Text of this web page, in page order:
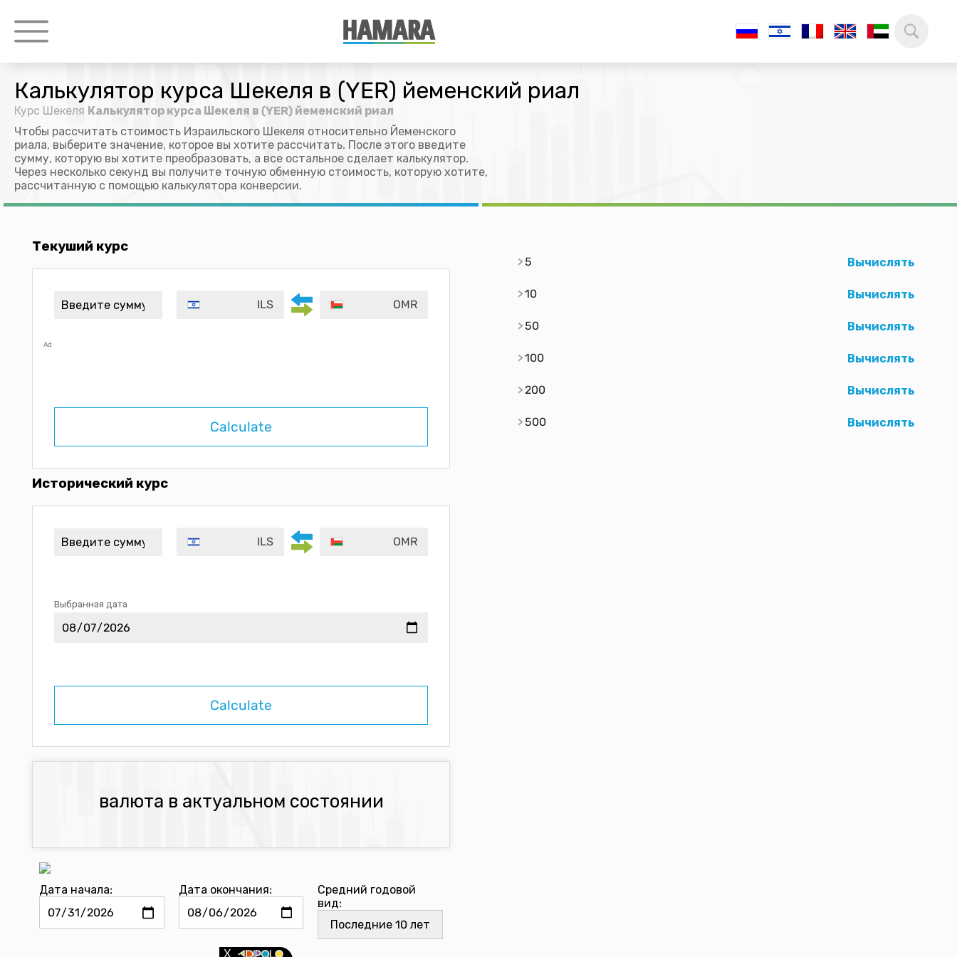
Калькулятор курса Шекеля в (YER) йеменский риал
Курс Шекеля Калькулятор курса Шекеля в (YER) йеменский риал
Чтобы рассчитать стоимость Израильского Шекеля относительно Йеменского
риала, выберите значение, которое вы хотите рассчитать. После этого введите
сумму, которую вы хотите преобразовать, а все остальное сделает калькулятор.
Через несколько секунд вы получите точную обменную стоимость, которую хотите,
рассчитанную с помощью калькулятора конверсии.
Текуший курс
ILS OMR
Ad
Calculate
Исторический курс
ILS OMR
Выбранная дата
валюта в актуальном состоянии
Дата начала: Дата окончания:
Средний годовой
вид:
5 Вычислять
10 Вычислять
50 Вычислять
100 Вычислять
200 Вычислять
500 Вычислять